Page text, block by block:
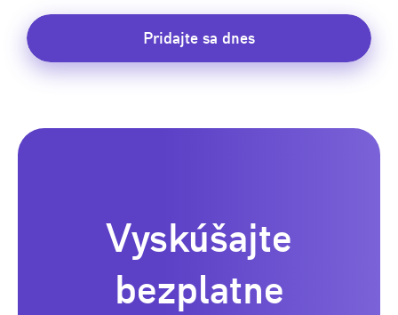
Pridajte sa dnes
Vyskúšajte
bezplatne